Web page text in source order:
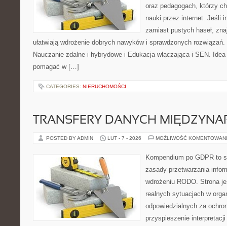
oraz pedagogach, którzy
nauki przez internet. Jeśli
zamiast pustych haseł,
ułatwiają wdrożenie dobrych nawyków i sprawdzonych
Nauczanie zdalne i hybrydowe i Edukacja włączająca i SEN.
pomagać w […]
CATEGORIES: NIERUCHOMOŚCI
TRANSFERY DANYCH
POSTED BY ADMIN LUT - 7 - 2026 MOŻLIWOŚĆ
Kompendium po GDPR to
zasady przetwarzania
wdrożeniu RODO. Strona
realnych sytuacjach w
odpowiedzialnych za
przyspieszenie